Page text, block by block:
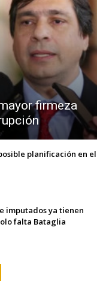
firmeza
planificación en el
imputados ya tienen
falta Bataglia